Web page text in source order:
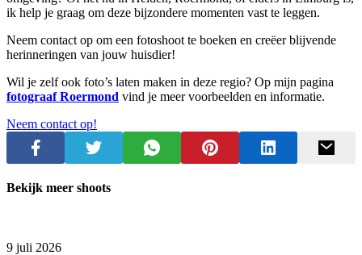
ik help je graag om deze bijzondere momenten vast te leggen.
Neem contact op om een fotoshoot te boeken en creëer blijvende
herinneringen van jouw huisdier!
Wil je zelf ook foto’s laten maken in deze regio? Op mijn pagina
fotograaf Roermond vind je meer voorbeelden en informatie.
Neem contact op!
Bekijk meer shoots
9 juli 2026